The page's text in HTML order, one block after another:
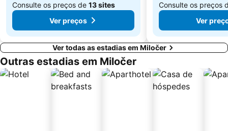
Consulte os preços de 13 sites
Ver preços
Consulte os preços
Ver
Ver todas as estadias em Miločer
Outras estadias em Miločer